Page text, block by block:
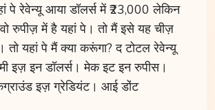
पे रेवेन्यू आया डॉलर्स में ₹23,000 लेकिन
रुपीज़ में है यहां पे। तो मैं इसे यह चीज़
तो यहां पे मैं क्या करूंगा? द टोटल रेवेन्यू
इज़ इन डॉलर्स। मेक इट इन रुपीस।
इज़ ग्रेडियंट। आई डोंट